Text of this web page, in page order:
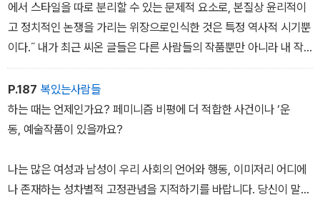
나는 지금도 예술작품이 예술작품으로서 그 무엇도 옹호할 수 없다
고 생각합니다. 그러나 그 어떤 예술작품도 오로지 예술작품만은 아
니기에, 현실은 대개 더 복잡합니다.
「스타일에 관하여」에서 나는 와일드와 오르테가가 드러낸 진실을 재
구성해 표현하고자 했습니다. 와일드는 『도리언 그레이의 초상』에
서 도발적인 서문을 통해 속물주의를 비판했고, 오르테가 이 가세트
요. 그러나 나는 와일드와 오르테가처럼 미학적 반응과 도덕적반응
을 암암리에 분리하거나 실제로 대립시키지는 않으려 했습니다. 「스
에서 스타일을 따로 분리할 수 있는 문제적 요소로, 본질상 윤리적이
고 정치적인 논쟁을 가리는 위장으로인식한 것은 특정 역사적 시기뿐
이다.˝ 내가 최근 씨온 글들은 다른 사람들의 작품뿐만 아니라 내 작
품에도 적용되는 방식으로 이주장을 더 밀어붙이고 구체화하려는 시
도입니다.
인터뷰어 시인 에이드리언 리치가 페미니즘적 가치를 도외시한다
미니즘의 열정을 특정한 역사적 주제에 적용하면 아무리진실일지라
도 극도로 개략적인 결론이 나옵니다. 안타깝게도대부분의 역사
P.187 복있는사람들
하는 때는 언제인가요? 페미니즘 비평에 더 적합한 사건이나 ‘운
동, 예술작품이 있을까요?
나는 많은 여성과 남성이 우리 사회의 언어와 행동, 이미저리 어디에
나 존재하는 성차별적 고정관념을 지적하기를 바랍니다. 당신이 말하